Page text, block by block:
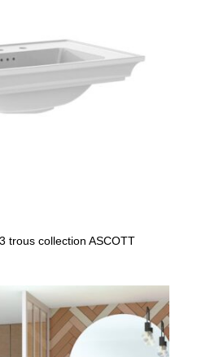
trous collection ASCOTT